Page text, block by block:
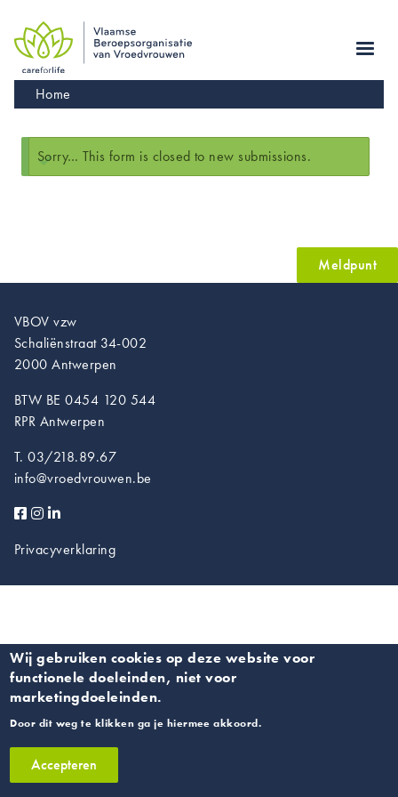
main
navigation
Kruimelpad
Home
Statusbericht
Sorry… This form is closed to new submissions.
Meldpunt
VBOV vzw
Schaliënstraat 34-002
2000 Antwerpen
BTW BE 0454 120 544
RPR Antwerpen
T. 03/218.89.67
info@vroedvrouwen.be
Privacyverklaring
Wij gebruiken cookies op deze website voor
functionele doeleinden, niet voor
marketingdoeleinden.
Door dit weg te klikken ga je hiermee akkoord.
Accepteren